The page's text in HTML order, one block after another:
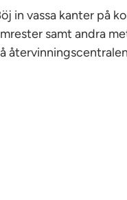
in vassa kanter på
samt andra